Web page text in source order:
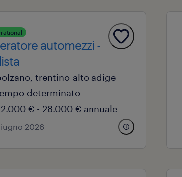
automezzi -
trentino-alto adige
determinato
€ - 28.000 € annuale
2026